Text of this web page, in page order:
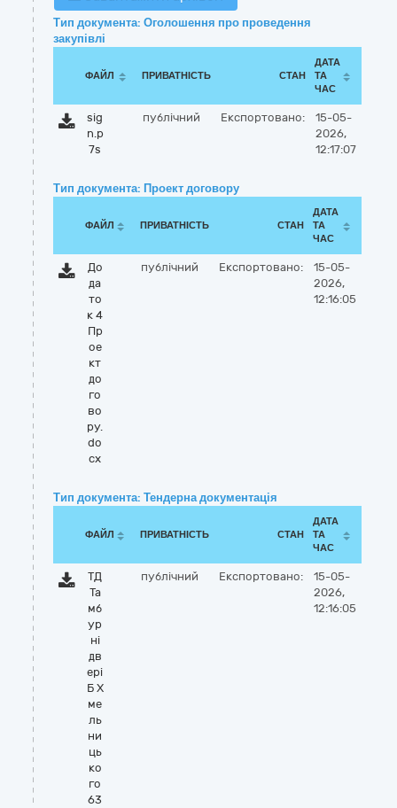
Тип документа: Оголошення про проведення
закупівлі
ФАЙЛ ПРИВАТНІСТЬ СТАН
ДАТА
ТА
ЧАС
sig
n.p
7s
публічний Експортовано:
15-05-
2026,
12:17:07
Тип документа: Проект договору
ФАЙЛ ПРИВАТНІСТЬ СТАН
ДАТА
ТА
ЧАС
До
да
то
к 4
Пр
ое
кт
до
го
во
ру.
do
cx
публічний Експортовано:
15-05-
2026,
12:16:05
Тип документа: Тендерна документація
ФАЙЛ ПРИВАТНІСТЬ СТАН
ДАТА
ТА
ЧАС
ТД
Та
мб
ур
ні
дв
ері
Б Х
ме
ль
ни
ць
ко
го
63
публічний Експортовано:
15-05-
2026,
12:16:05